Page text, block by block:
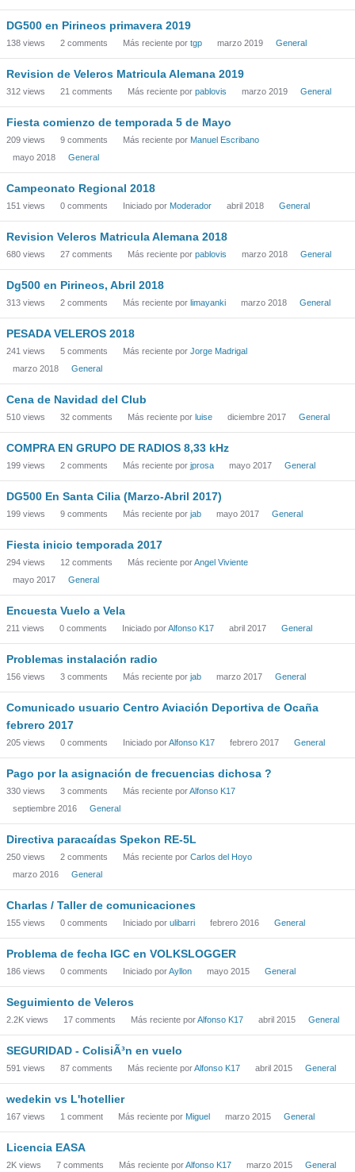
DG500 en Pirineos primavera 2019
138 views 2 comments Más reciente por tgp marzo 2019 General
Revision de Veleros Matricula Alemana 2019
312 views 21 comments Más reciente por pablovis marzo 2019 General
Fiesta comienzo de temporada 5 de Mayo
209 views 9 comments Más reciente por Manuel Escribano
mayo 2018
General
Campeonato Regional 2018
151 views 0 comments Iniciado por Moderador abril 2018 General
Revision Veleros Matricula Alemana 2018
680 views 27 comments Más reciente por pablovis marzo 2018 General
Dg500 en Pirineos, Abril 2018
313 views 2 comments Más reciente por limayanki marzo 2018 General
PESADA VELEROS 2018
241 views 5 comments Más reciente por Jorge Madrigal
marzo 2018
General
Cena de Navidad del Club
510 views 32 comments Más reciente por luise diciembre 2017 General
COMPRA EN GRUPO DE RADIOS 8,33 kHz
199 views 2 comments Más reciente por jprosa mayo 2017 General
DG500 En Santa Cilia (Marzo-Abril 2017)
199 views 9 comments Más reciente por jab mayo 2017 General
Fiesta inicio temporada 2017
294 views 12 comments Más reciente porAngel Viviente
mayo 2017
General
Encuesta Vuelo a Vela
211 views 0 comments Iniciado porAlfonso K17 abril 2017 General
Problemas instalación radio
156 views 3 comments Más reciente por jab marzo 2017 General
Comunicado usuario Centro Aviación Deportiva de Ocaña
febrero 2017
205 views 0 comments Iniciado porAlfonso K17 febrero 2017 General
Pago por la asignación de frecuencias dichosa ?
330 views 3 comments Más reciente porAlfonso K17
septiembre 2016
General
Directiva paracaídas Spekon RE-5L
250 views 2 comments Más reciente por Carlos del Hoyo
marzo 2016
General
Charlas / Taller de comunicaciones
155 views 0 comments Iniciado por ulibarri febrero 2016 General
Problema de fecha IGC en VOLKSLOGGER
186 views 0 comments Iniciado porAyllon mayo 2015 General
Seguimiento de Veleros
2.2K views 17 comments Más reciente porAlfonso K17 abril 2015 General
SEGURIDAD - ColisiÃ³n en vuelo
591 views 87 comments Más reciente porAlfonso K17 abril 2015 General
wedekin vs L'hotellier
167 views 1 comment Más reciente por Miguel marzo 2015 General
Licencia EASA
2K views 7 comments Más reciente porAlfonso K17 marzo 2015 General